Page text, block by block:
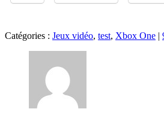
Catégories : Jeux vidéo, test, Xbox One |